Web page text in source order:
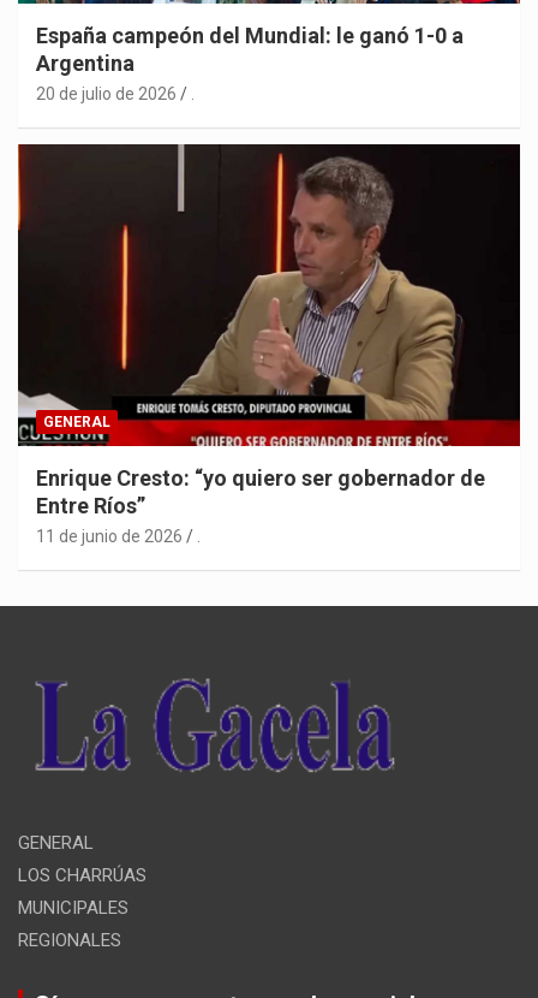
España campeón del Mundial: le ganó 1-0 a
Argentina
20 de julio de 2026
GENERAL
Enrique Cresto: “yo quiero ser gobernador de
Entre Ríos”
11 de junio de 2026
GENERAL
LOS CHARRÚAS
MUNICIPALES
REGIONALES